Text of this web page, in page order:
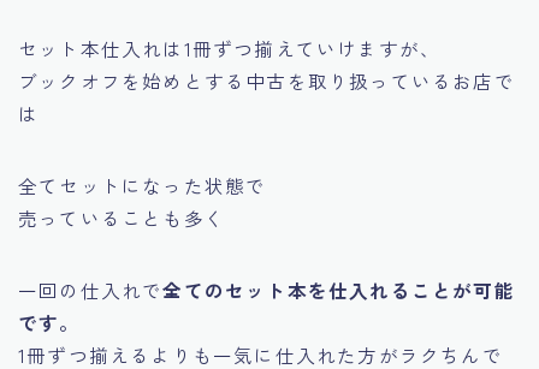
セット本仕入れは1冊ずつ揃えていけますが、
ブックオフを始めとする中古を取り扱っているお店で
は
全てセットになった状態で
売っていることも多く
一回の仕入れで全てのセット本を仕入れることが可能
です。
1冊ずつ揃えるよりも一気に仕入れた方がラクちんで